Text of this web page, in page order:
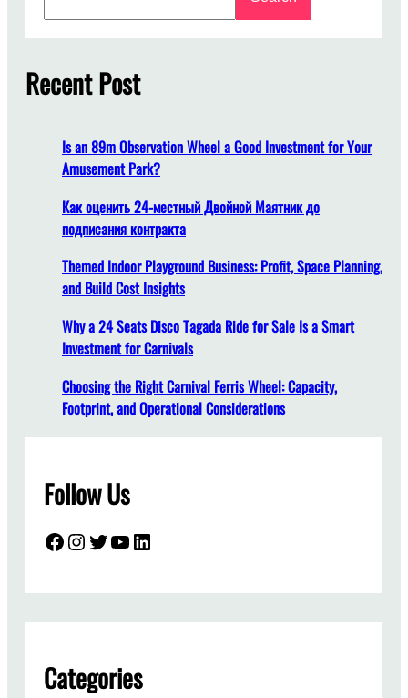
а
с
р
о
и
т
е
ь
с
т
в
о
3
0
а
д
р
а
н
ы
м
е
c
h
Recent Post
Is an 89m Observation Wheel a Good Investment for Your
Amusement Park?
Как оценить 24-местный Двойной Маятник до
подписания контракта
Themed Indoor Playground Business: Profit, Space Planning,
and Build Cost Insights
Why a 24 Seats Disco Tagada Ride for Sale Is a Smart
Investment for Carnivals
Choosing the Right Carnival Ferris Wheel: Capacity,
Footprint, and Operational Considerations
Follow Us
Facebook InstagramTwitter YouTube LinkedIn
Categories